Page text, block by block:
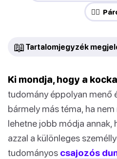
❤️‍🔥
📖 Tartalomjegyzék
Ki mondja, hogy a
tudomány éppolyan menő
bármely más téma, ha
lehetne jobb módja annak,
azzal a különleges
tudományos csajozós